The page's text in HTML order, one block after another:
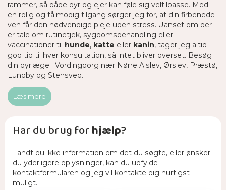
rammer, så både dyr og ejer kan føle sig veltilpasse. Med
en rolig og tålmodig tilgang sørger jeg for, at din firbenede
ven får den nødvendige pleje uden stress. Uanset om der
er tale om rutinetjek, sygdomsbehandling eller
vaccinationer til
hunde, katte eller kanin, tager jeg altid
god tid til hver konsultation, så intet bliver overset. Besøg
din dyrlæge i Vordingborg nær Nørre Alslev, Ørslev, Præstø,
Lundby og Stensved.
Læs mere
Har du brug forhjælp?
Fandt du ikke information om det du søgte, eller ønsker
du yderligere oplysninger, kan du udfylde
kontaktformularen og jeg vil kontakte dig hurtigst
muligt.